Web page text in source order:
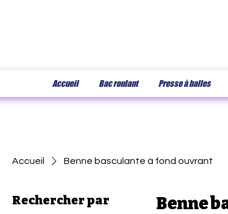
Accueil Bac roulant Presse à balles
Accueil Benne basculante à fond ouvrant
Rechercher par Benne